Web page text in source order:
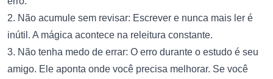
2. Não acumule sem revisar: Escrever e nunca mais ler é
inútil. A mágica acontece na releitura constante.
3. Não tenha medo de errar: O erro durante o estudo é seu
amigo. Ele aponta onde você precisa melhorar. Se você